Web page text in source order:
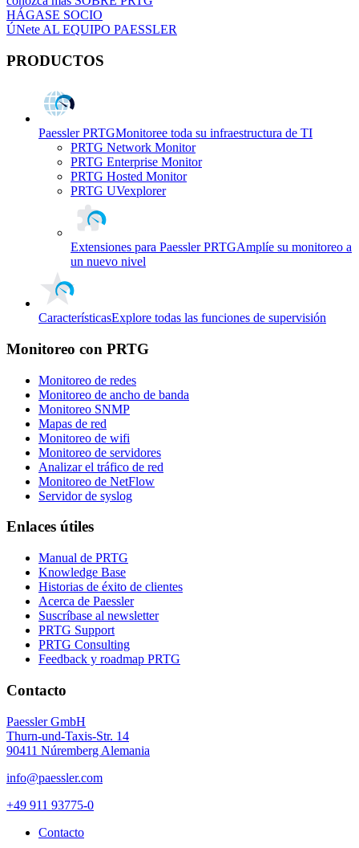
HÁGASE SOCIO
ÚNete AL EQUIPO PAESSLER
PRODUCTOS
Paessler PRTGMonitoree toda su infraestructura de TI
PRTG Network Monitor
PRTG Enterprise Monitor
PRTG Hosted Monitor
PRTG UVexplorer
Extensiones para Paessler PRTGAmplíe su monitoreo a
un nuevo nivel
CaracterísticasExplore todas las funciones de supervisión
Monitoreo con PRTG
Monitoreo de redes
Monitoreo de ancho de banda
Monitoreo SNMP
Mapas de red
Monitoreo de wifi
Monitoreo de servidores
Analizar el tráfico de red
Monitoreo de NetFlow
Servidor de syslog
Enlaces útiles
Manual de PRTG
Knowledge Base
Historias de éxito de clientes
Acerca de Paessler
Suscríbase al newsletter
PRTG Support
PRTG Consulting
Feedback y roadmap PRTG
Contacto
Paessler GmbH
Thurn-und-Taxis-Str. 14
90411 Núremberg Alemania
info@paessler.com
+49 911 93775-0
Contacto